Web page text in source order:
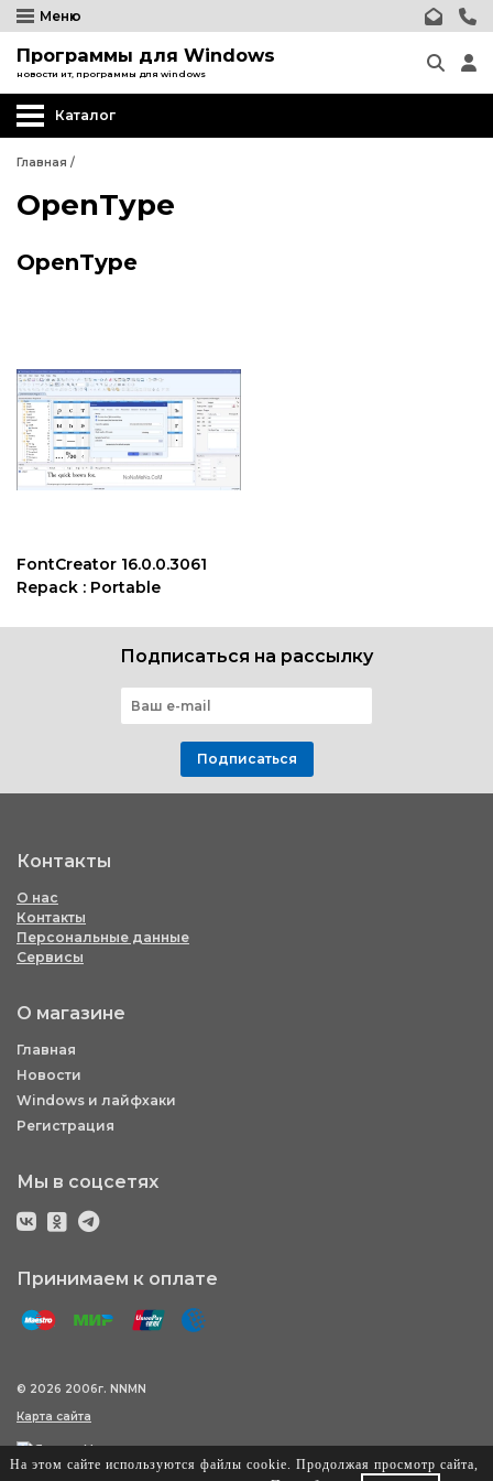
Меню
Программы для Windows
новости ит, программы для windows
Каталог
Главная /
OpenType
OpenType
FontCreator 16.0.0.3061
Repack : Portable
Подписаться на рассылку
Подписаться
Контакты
О нас
Контакты
Персональные данные
Сервисы
О магазине
Главная
Новости
Windows и лайфхаки
Регистрация
Мы в соцсетях
Принимаем к оплате
© 2026 2006г. NNMN
Карта сайта
На этом сайте используются файлы cookie. Продолжая просмотр сайта,